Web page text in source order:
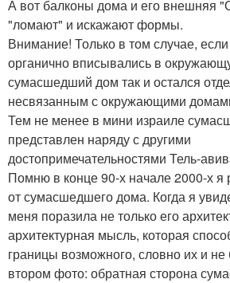
А вот балконы дома и его внешняя
"ломают" и искажают формы.
Внимание! Только в том случае,
органично вписывались в
сумасшедший дом так и остался
несвязанным с окружающими
Тем не менее в мини израиле
представлен наряду с другими
достопримечательностями Тель-
Помню в конце 90-х начале 2000-х я
от сумасшедшего дома. Когда я
меня поразила не только его
архитектурная мысль, которая
границы возможного, словно их и
втором фото: обратная сторона